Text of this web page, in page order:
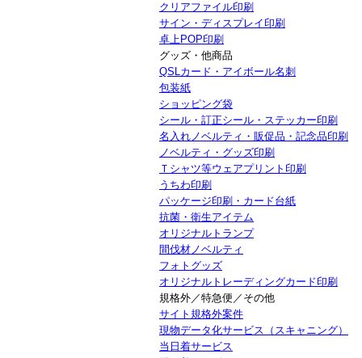
クリアファイル印刷
サイン・ディスプレイ印刷
卓上POP印刷
グッズ・他商品
QSLカード・アイボール名刺
包装紙
ショッピング袋
シール・訂正シール・ステッカー印刷
名入れノベルティ・販促品・記念品印刷
ノベルティ・グッズ印刷
Ｔシャツ等ウェアプリント印刷
うちわ印刷
パッケージ印刷・カード台紙
抗菌・衛生アイテム
オリジナルトランプ
間伐材ノベルティ
フォトグッズ
オリジナルトレーディングカード印刷
規格外／特急便／その他
サイト規格外案件
現物データ化サービス（スキャニング）
当日着サービス